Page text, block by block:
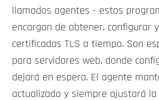
llamados agentes - estos
encargan de obtener, configurar
certificados TLS a tiempo. Son
para servidores web, donde
dejará en espera. El agente
actualizado y siempre ajustará la